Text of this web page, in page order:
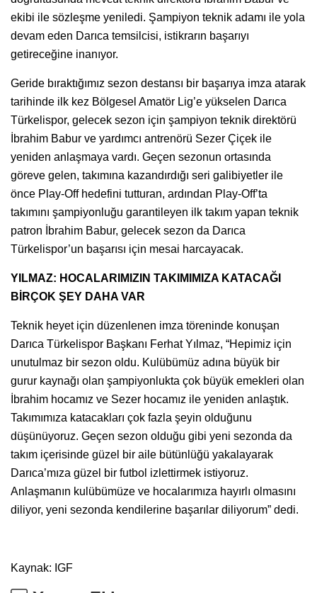
ekibi ile sözleşme yeniledi. Şampiyon teknik adamı ile yola
devam eden Darıca temsilcisi, istikrarın başarıyı
getireceğine inanıyor.
Geride bıraktığımız sezon destansı bir başarıya imza atarak
tarihinde ilk kez Bölgesel Amatör Lig’e yükselen Darıca
Türkelispor, gelecek sezon için şampiyon teknik direktörü
İbrahim Babur ve yardımcı antrenörü Sezer Çiçek ile
yeniden anlaşmaya vardı. Geçen sezonun ortasında
göreve gelen, takımına kazandırdığı seri galibiyetler ile
önce Play-Off hedefini tutturan, ardından Play-Off’ta
takımını şampiyonluğu garantileyen ilk takım yapan teknik
patron İbrahim Babur, gelecek sezon da Darıca
Türkelispor’un başarısı için mesai harcayacak.
YILMAZ: HOCALARIMIZIN TAKIMIMIZA KATACAĞI
BİRÇOK ŞEY DAHA VAR
Teknik heyet için düzenlenen imza töreninde konuşan
Darıca Türkelispor Başkanı Ferhat Yılmaz, “Hepimiz için
unutulmaz bir sezon oldu. Kulübümüz adına büyük bir
gurur kaynağı olan şampiyonlukta çok büyük emekleri olan
İbrahim hocamız ve Sezer hocamız ile yeniden anlaştık.
Takımımıza katacakları çok fazla şeyin olduğunu
düşünüyoruz. Geçen sezon olduğu gibi yeni sezonda da
takım içerisinde güzel bir aile bütünlüğü yakalayarak
Darıca’mıza güzel bir futbol izlettirmek istiyoruz.
Anlaşmanın kulübümüze ve hocalarımıza hayırlı olmasını
diliyor, yeni sezonda kendilerine başarılar diliyorum” dedi.
Kaynak: IGF